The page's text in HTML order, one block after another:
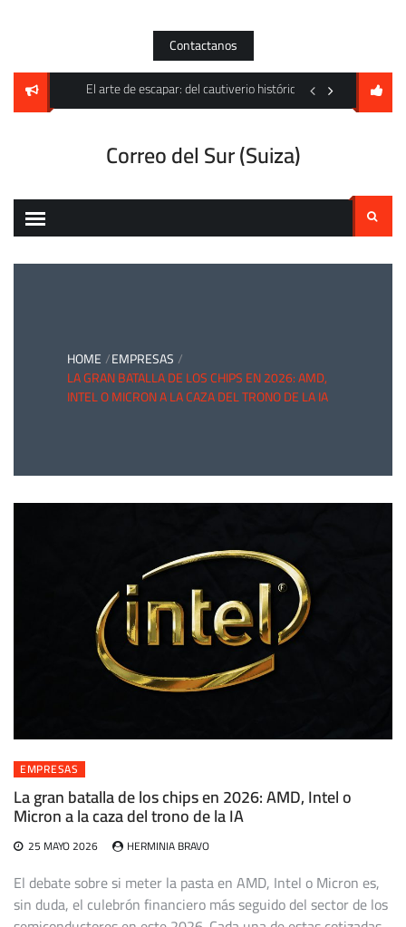
Contactanos
la moda y el cine contemporáneo en 2026
El arte de escapar: del cautiverio histórico a los laberintos
El acero frente al
Correo del Sur (Suiza)
Buscar:
HOME EMPRESAS
LA GRAN BATALLA DE LOS CHIPS EN 2026: AMD,
INTEL O MICRON A LA CAZA DEL TRONO DE LA IA
EMPRESAS
La gran batalla de los chips en 2026: AMD, Intel o
Micron a la caza del trono de la IA
25 MAYO 2026 HERMINIA BRAVO
El debate sobre si meter la pasta en AMD, Intel o Micron es,
sin duda, el culebrón financiero más seguido del sector de los